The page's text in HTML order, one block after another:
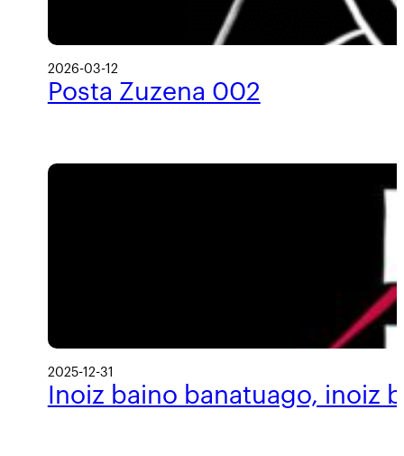
2026-03-12
Posta Zuzena 002
2025-12-31
Inoiz baino banatuago, inoiz